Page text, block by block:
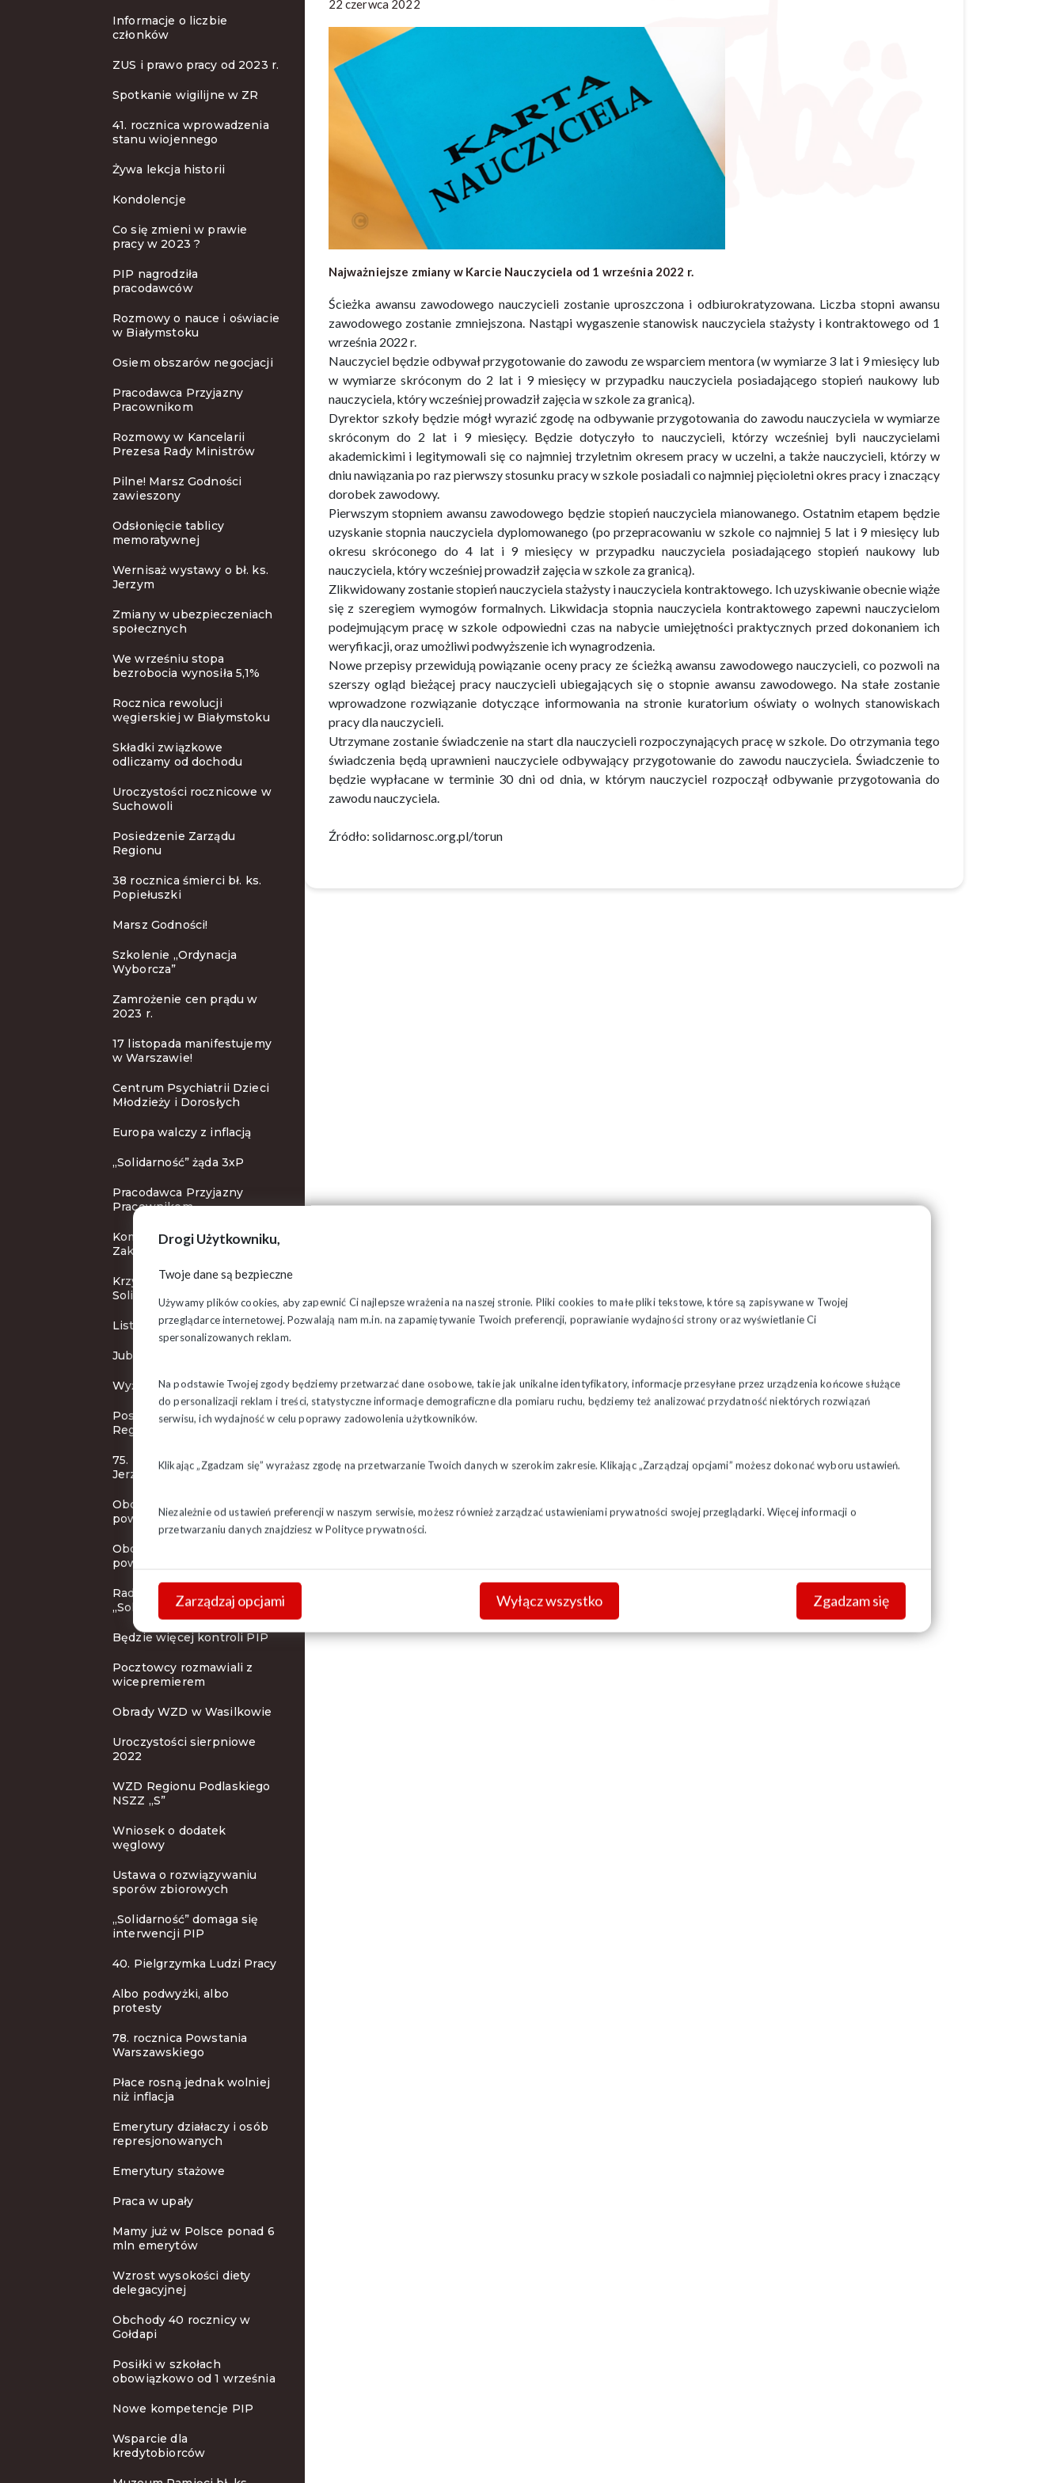
Drogi Użytkowniku,
Twoje dane są bezpieczne
Używamy plików cookies, aby zapewnić Ci najlepsze wrażenia na naszej stronie. Pliki cookies to małe pliki tekstowe, które są zapisywane w Twojej
przeglądarce internetowej. Pozwalają nam m.in. na zapamiętywanie Twoich preferencji, poprawianie wydajności strony oraz wyświetlanie Ci
spersonalizowanych reklam.
Na podstawie Twojej zgody będziemy przetwarzać dane osobowe, takie jak unikalne identyfikatory, informacje przesyłane przez urządzenia końcowe służące
do personalizacji reklam i treści, statystyczne informacje demograficzne dla pomiaru ruchu, będziemy też analizować przydatność niektórych rozwiązań
serwisu, ich wydajność w celu poprawy zadowolenia użytkowników.
Klikając „Zgadzam się” wyrażasz zgodę na przetwarzanie Twoich danych w szerokim zakresie. Klikając „Zarządzaj opcjami” możesz dokonać wyboru ustawień.
Niezależnie od ustawień preferencji w naszym serwisie, możesz również zarządzać ustawieniami prywatności swojej przeglądarki. Więcej informacji o
przetwarzaniu danych znajdziesz wPolityce prywatności.
Zarządzaj opcjami Wyłącz wszystko Zgadzam się
Informacje o liczbie
członków
ZUS i prawo pracy od 2023 r.
Spotkanie wigilijne w ZR
41. rocznica wprowadzenia
stanu wiojennego
Żywa lekcja historii
Kondolencje
Co się zmieni w prawie
pracy w 2023 ?
PIP nagrodziła
pracodawców
Rozmowy o nauce i oświacie
w Białymstoku
Osiem obszarów negocjacji
Pracodawca Przyjazny
Pracownikom
Rozmowy w Kancelarii
Prezesa Rady Ministrów
Pilne! Marsz Godności
zawieszony
Odsłonięcie tablicy
memoratywnej
Wernisaż wystawy o bł. ks.
Jerzym
Zmiany w ubezpieczeniach
społecznych
We wrześniu stopa
bezrobocia wynosiła 5,1%
Rocznica rewolucji
węgierskiej w Białymstoku
Składki związkowe
odliczamy od dochodu
Uroczystości rocznicowe w
Suchowoli
Posiedzenie Zarządu
Regionu
38 rocznica śmierci bł. ks.
Popiełuszki
Marsz Godności!
Szkolenie ,,Ordynacja
Wyborcza”
Zamrożenie cen prądu w
2023 r.
17 listopada manifestujemy
w Warszawie!
Centrum Psychiatrii Dzieci
Młodzieży i Dorosłych
Europa walczy z inflacją
„Solidarność” żąda 3xP
Pracodawca Przyjazny
Pracownikom
Komisja Krajowa w
Zakopanem
Krzyże Wolności i
Solidarności
List do Ursuli von der Leyen
Jubileuszowa pielgrzymka
Wyższa płaca minimalna
Posiedzenie Zarządu
Regionu
75. rocznica urodzin bł. ks.
Jerzego
Obchody 42. rocznicy
powstania NSZZ "S" c.d.
Obchody 42. rocznicy
powstania NSZZ "S"
Rada KSOiW NSZZ
„Solidarność"
Będzie więcej kontroli PIP
Pocztowcy rozmawiali z
wicepremierem
Obrady WZD w Wasilkowie
Uroczystości sierpniowe
2022
WZD Regionu Podlaskiego
NSZZ „S”
Wniosek o dodatek
węglowy
Ustawa o rozwiązywaniu
sporów zbiorowych
„Solidarność” domaga się
interwencji PIP
40. Pielgrzymka Ludzi Pracy
Albo podwyżki, albo
protesty
78. rocznica Powstania
Warszawskiego
Płace rosną jednak wolniej
niż inflacja
Emerytury działaczy i osób
represjonowanych
Emerytury stażowe
Praca w upały
Mamy już w Polsce ponad 6
mln emerytów
Wzrost wysokości diety
delegacyjnej
Obchody 40 rocznicy w
Gołdapi
Posiłki w szkołach
obowiązkowo od 1 września
Nowe kompetencje PIP
Wsparcie dla
kredytobiorców
22 czerwca 2022
Najważniejsze zmiany w Karcie Nauczyciela od 1 września 2022 r.
Ścieżka awansu zawodowego nauczycieli zostanie uproszczona i odbiurokratyzowana. Liczba stopni awansu
zawodowego zostanie zmniejszona. Nastąpi wygaszenie stanowisk nauczyciela stażysty i kontraktowego od 1
września 2022 r.
Nauczyciel będzie odbywał przygotowanie do zawodu ze wsparciem mentora (w wymiarze 3 lat i 9 miesięcy lub
w wymiarze skróconym do 2 lat i 9 miesięcy w przypadku nauczyciela posiadającego stopień naukowy lub
nauczyciela, który wcześniej prowadził zajęcia w szkole za granicą).
Dyrektor szkoły będzie mógł wyrazić zgodę na odbywanie przygotowania do zawodu nauczyciela w wymiarze
skróconym do 2 lat i 9 miesięcy. Będzie dotyczyło to nauczycieli, którzy wcześniej byli nauczycielami
akademickimi i legitymowali się co najmniej trzyletnim okresem pracy w uczelni, a także nauczycieli, którzy w
dniu nawiązania po raz pierwszy stosunku pracy w szkole posiadali co najmniej pięcioletni okres pracy i znaczący
dorobek zawodowy.
Pierwszym stopniem awansu zawodowego będzie stopień nauczyciela mianowanego. Ostatnim etapem będzie
uzyskanie stopnia nauczyciela dyplomowanego (po przepracowaniu w szkole co najmniej 5 lat i 9 miesięcy lub
okresu skróconego do 4 lat i 9 miesięcy w przypadku nauczyciela posiadającego stopień naukowy lub
nauczyciela, który wcześniej prowadził zajęcia w szkole za granicą).
Zlikwidowany zostanie stopień nauczyciela stażysty i nauczyciela kontraktowego. Ich uzyskiwanie obecnie wiąże
się z szeregiem wymogów formalnych. Likwidacja stopnia nauczyciela kontraktowego zapewni nauczycielom
podejmującym pracę w szkole odpowiedni czas na nabycie umiejętności praktycznych przed dokonaniem ich
weryfikacji, oraz umożliwi podwyższenie ich wynagrodzenia.
Nowe przepisy przewidują powiązanie oceny pracy ze ścieżką awansu zawodowego nauczycieli, co pozwoli na
szerszy ogląd bieżącej pracy nauczycieli ubiegających się o stopnie awansu zawodowego. Na stałe zostanie
wprowadzone rozwiązanie dotyczące informowania na stronie kuratorium oświaty o wolnych stanowiskach
pracy dla nauczycieli.
Utrzymane zostanie świadczenie na start dla nauczycieli rozpoczynających pracę w szkole. Do otrzymania tego
świadczenia będą uprawnieni nauczyciele odbywający przygotowanie do zawodu nauczyciela. Świadczenie to
będzie wypłacane w terminie 30 dni od dnia, w którym nauczyciel rozpoczął odbywanie przygotowania do
zawodu nauczyciela.
Źródło: solidarnosc.org.pl/torun